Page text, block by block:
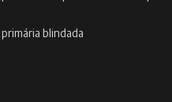
primária blindada